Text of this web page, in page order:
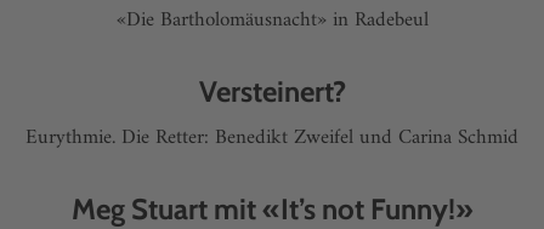
«Die Bartholomäusnacht» in Radebeul
Versteinert?
Eurythmie. Die Retter: Benedikt Zweifel und Carina Schmid
Meg Stuart mit «It’s not Funny!»